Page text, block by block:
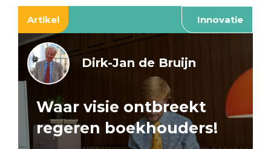
Artikel Innovatie
Dirk-Jan de Bruijn
Waar visie ontbreekt
regeren boekhouders!